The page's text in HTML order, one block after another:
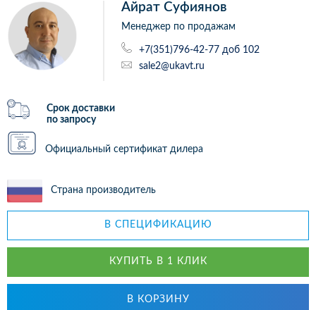
Айрат Суфиянов
Менеджер по продажам
+7(351)796-42-77 доб 102
sale2@ukavt.ru
Срок доставки
по запросу
Официальный сертификат дилера
Страна производитель
В СПЕЦИФИКАЦИЮ
КУПИТЬ В 1 КЛИК
В КОРЗИНУ